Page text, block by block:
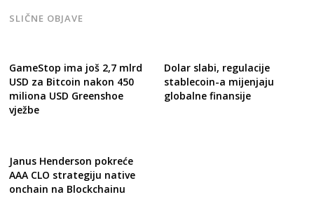
SLIČNE OBJAVE
GameStop ima još 2,7 mlrd
USD za Bitcoin nakon 450
miliona USD Greenshoe
vježbe
Dolar slabi, regulacije
stablecoin-a mijenjaju
globalne finansije
Janus Henderson pokreće
AAA CLO strategiju native
onchain na Blockchainu